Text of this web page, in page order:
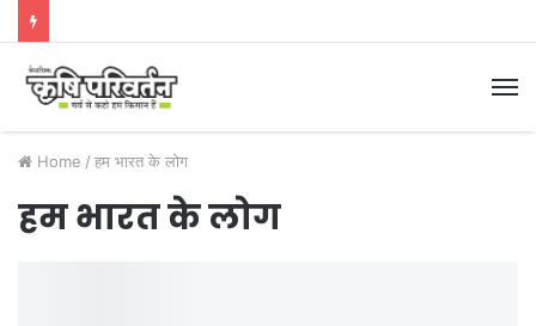
Home / हम भारत के लोग
हम भारत के लोग